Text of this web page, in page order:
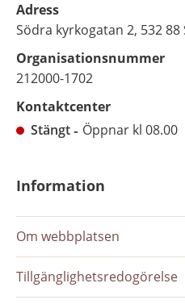
Adress
Södra kyrkogatan 2, 532 88
Organisationsnummer
212000-1702
Kontaktcenter
Stängt
Öppnar kl 08.00
Information
Om webbplatsen
Tillgänglighetsredogörelse